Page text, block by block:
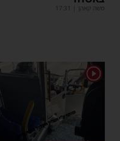
משה קאהן 17:31
1